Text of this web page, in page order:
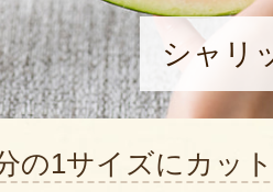
シャリ
の1サイズにカッ